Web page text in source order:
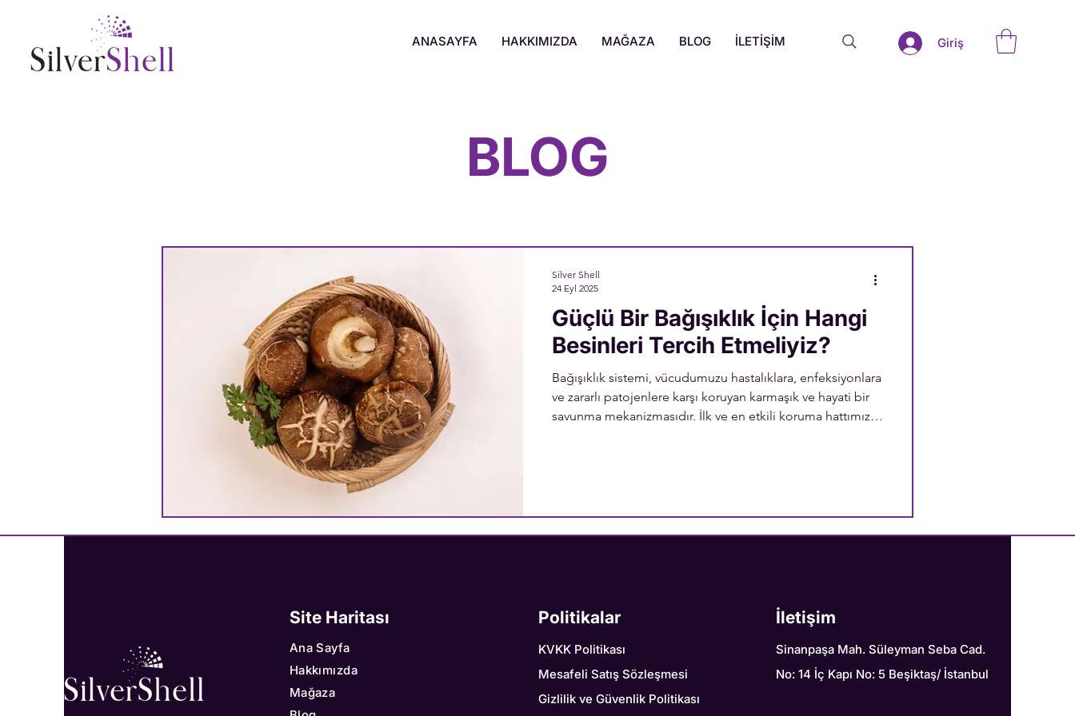
ANASAYFA HAKKIMIZDA MAĞAZA BLOG İLETİŞİM Giriş
BLOG
Güçlü Bir Bağışıklık İçin Hangi
Besinleri Tercih Etmeliyiz?
Bağışıklık sistemi, vücudumuzu hastalıklara, enfeksiyonlara
ve zararlı patojenlere karşı koruyan karmaşık ve hayati bir
savunma mekanizmasıdır. İlk ve en etkili koruma hattımız
Silver Shell
24 Eyl 2025
Site Haritası
Ana Sayfa
Hakkımızda
Mağaza
Politikalar
KVKK Politikası
Mesafeli Satış Sözleşmesi
Gizlilik ve Güvenlik Politikası
İletişim
Sinanpaşa Mah. Süleyman Seba Cad.
No: 14 İç Kapı No: 5 Beşiktaş/ İstanbul